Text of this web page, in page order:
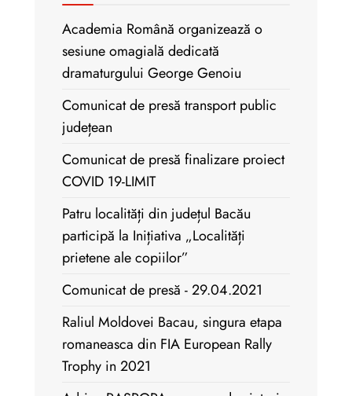
Academia Română organizează o
sesiune omagială dedicată
dramaturgului George Genoiu
Comunicat de presă transport public
județean
Comunicat de presă finalizare proiect
COVID 19-LIMIT
Patru localități din județul Bacău
participă la Inițiativa „Localități
prietene ale copiilor”
Comunicat de presă - 29.04.2021
Raliul Moldovei Bacau, singura etapa
romaneasca din FIA European Rally
Trophy in 2021